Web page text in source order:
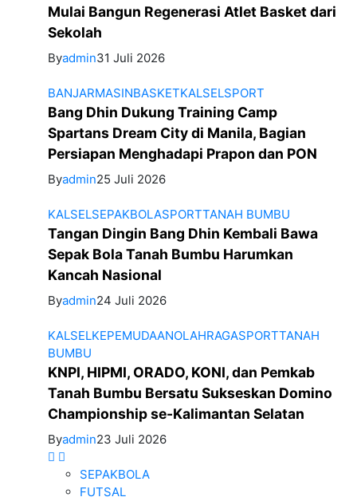
Mulai Bangun Regenerasi Atlet Basket dari
Sekolah
Byadmin31 Juli 2026
BANJARMASINBASKETKALSELSPORT
Bang Dhin Dukung Training Camp
Spartans Dream City di Manila, Bagian
Persiapan Menghadapi Prapon dan PON
Byadmin25 Juli 2026
KALSELSEPAKBOLASPORTTANAH BUMBU
Tangan Dingin Bang Dhin Kembali Bawa
Sepak Bola Tanah Bumbu Harumkan
Kancah Nasional
Byadmin24 Juli 2026
KALSELKEPEMUDAANOLAHRAGASPORTTANAH
BUMBU
KNPI, HIPMI, ORADO, KONI, dan Pemkab
Tanah Bumbu Bersatu Sukseskan Domino
Championship se-Kalimantan Selatan
Byadmin23 Juli 2026
SEPAKBOLA
FUTSAL